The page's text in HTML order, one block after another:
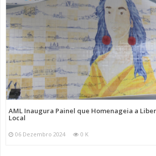
AML Inaugura Painel que Homenageia a
Local
06 Dezembro 2024 0 K